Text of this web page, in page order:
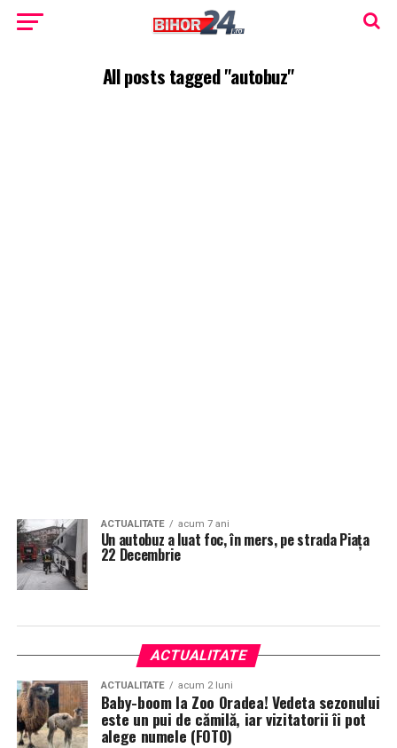
All posts tagged "autobuz"
ACTUALITATE acum 7 ani
Un autobuz a luat foc, în mers, pe strada Piața
22 Decembrie
ACTUALITATE
ACTUALITATE acum 2 luni
Baby-boom la Zoo Oradea! Vedeta sezonului
este un pui de cămilă, iar vizitatorii îi pot
alege numele (FOTO)